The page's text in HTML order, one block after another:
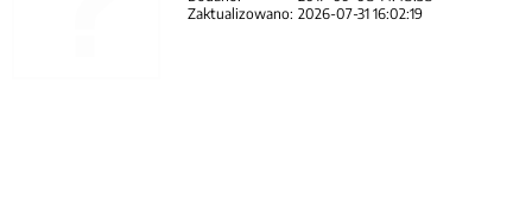
Zaktualizowano: 2026-07-31 16:02:19